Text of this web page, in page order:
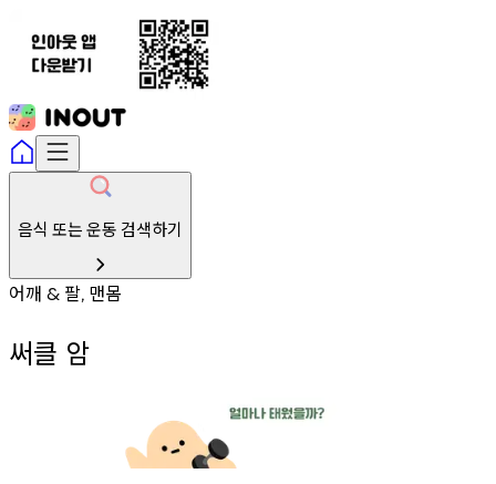
음식 또는 운동 검색하기
어깨 & 팔, 맨몸
써클 암